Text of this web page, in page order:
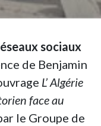
sociaux
de Benjamin
L’ Algérie
face au
le Groupe de